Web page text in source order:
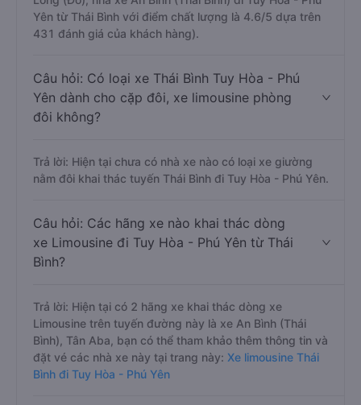
Yên từ Thái Bình với điểm chất lượng là 4.6/5 dựa trên
431 đánh giá của khách hàng).
Câu hỏi: Có loại xe Thái Bình Tuy Hòa - Phú
Yên dành cho cặp đôi, xe limousine phòng
đôi không?
Trả lời: Hiện tại chưa có nhà xe nào có loại xe giường
nằm đôi khai thác tuyến Thái Bình đi Tuy Hòa - Phú Yên.
Câu hỏi: Các hãng xe nào khai thác dòng
xe Limousine đi Tuy Hòa - Phú Yên từ Thái
Bình?
Trả lời: Hiện tại có 2 hãng xe khai thác dòng xe
Limousine trên tuyến đường này là xe An Bình (Thái
Bình), Tân Aba, bạn có thể tham khảo thêm thông tin và
đặt vé các nhà xe này tại trang này: Xe limousine Thái
Bình đi Tuy Hòa - Phú Yên